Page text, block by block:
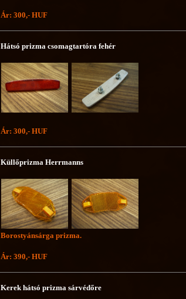
Ár: 300,- HUF
Hátsó prizma csomagtartóra fehér
Ár: 300,- HUF
Küllőprizma Herrmanns
Borostyánsárga prizma.
Ár: 390,- HUF
Kerek hátsó prizma sárvédőre